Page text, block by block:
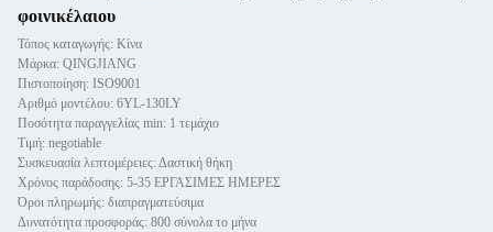
φοινικέλαιου
Τόπος καταγωγής: Κίνα
Μάρκα: QINGJIANG
Πιστοποίηση: ISO9001
Αριθμό μοντέλου: 6YL-130LY
Ποσότητα παραγγελίας min: 1 τεμάχιο
Τιμή: negotiable
Συσκευασία λεπτομέρειες: Δαστική θήκη
Χρόνος παράδοσης: 5-35 ΕΡΓΑΣΙΜΕΣ ΗΜΕΡΕΣ
Όροι πληρωμής: διαπραγματεύσιμα
Δυνατότητα προσφοράς: 800 σύνολα το μήνα